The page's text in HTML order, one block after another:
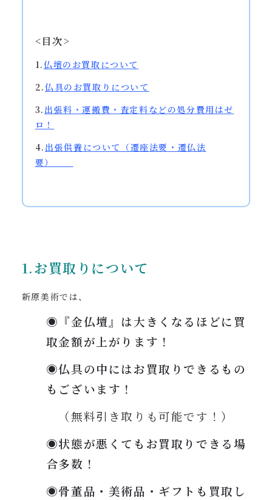
<目次>
1.仏壇のお買取について
2.仏具のお買取りについて
3. 出張料・運搬費・査定料などの処分費用はゼ
ロ！
4. 出張供養 について（遷座法要・遷仏法
要）
1.お買取りについて
新原美術では、
◉『金仏壇』は大きくなるほどに買
取金額が上がります！
◉仏具の中にはお買取りできるもの
もございます！
（無料引き取りも可能です！）
◉状態が悪くてもお買取りできる場
合多数！
◉骨董品・美術品・ギフトも買取し